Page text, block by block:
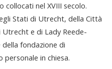
collocati nel XVIII secolo.
Stati di Utrecht, della Città
e di Lady Reede-
fondazione di
personale in chiesa.